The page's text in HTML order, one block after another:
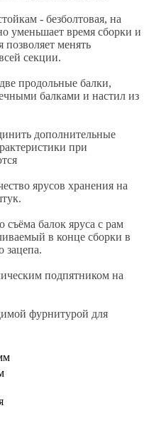
- безболтовая, на
уменьшает время сборки и
позволяет менять
секции.
продольные балки,
балками и настил из
дополнительные
при
ярусов хранения на
съёма балок яруса с рам
в конце сборки в
зацепа.
подпятником на
фурнитурой для